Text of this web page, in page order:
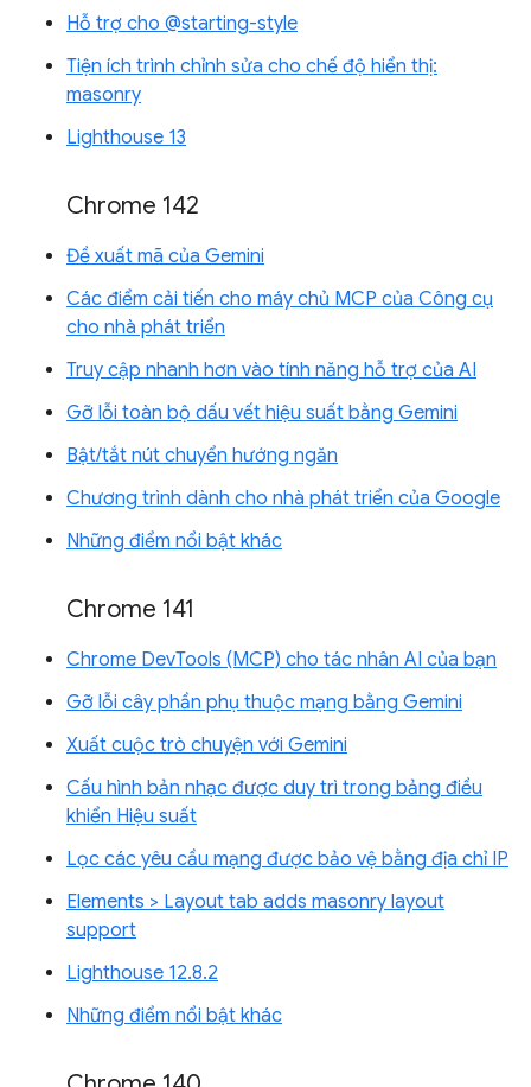
Hỗ trợ cho @starting-style
Tiện ích trình chỉnh sửa cho chế độ hiển thị:
masonry
Lighthouse 13
Chrome 142
Đề xuất mã của Gemini
Các điểm cải tiến cho máy chủ MCP của Công cụ
cho nhà phát triển
Truy cập nhanh hơn vào tính năng hỗ trợ của AI
Gỡ lỗi toàn bộ dấu vết hiệu suất bằng Gemini
Bật/tắt nút chuyển hướng ngăn
Chương trình dành cho nhà phát triển của Google
Những điểm nổi bật khác
Chrome 141
Chrome DevTools (MCP) cho tác nhân AI của bạn
Gỡ lỗi cây phần phụ thuộc mạng bằng Gemini
Xuất cuộc trò chuyện với Gemini
Cấu hình bản nhạc được duy trì trong bảng điều
khiển Hiệu suất
Lọc các yêu cầu mạng được bảo vệ bằng địa chỉ IP
Elements > Layout tab adds masonry layout
support
Lighthouse 12.8.2
Những điểm nổi bật khác